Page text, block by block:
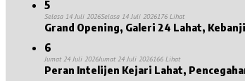
5
Selasa 14 Juli 2026Selasa 14 Juli 2026176 Lihat
Grand Opening, Galeri 24 Lahat,
6
Jumat 24 Juli 2026Jumat 24 Juli 2026166 Lihat
Peran Intelijen Kejari Lahat,